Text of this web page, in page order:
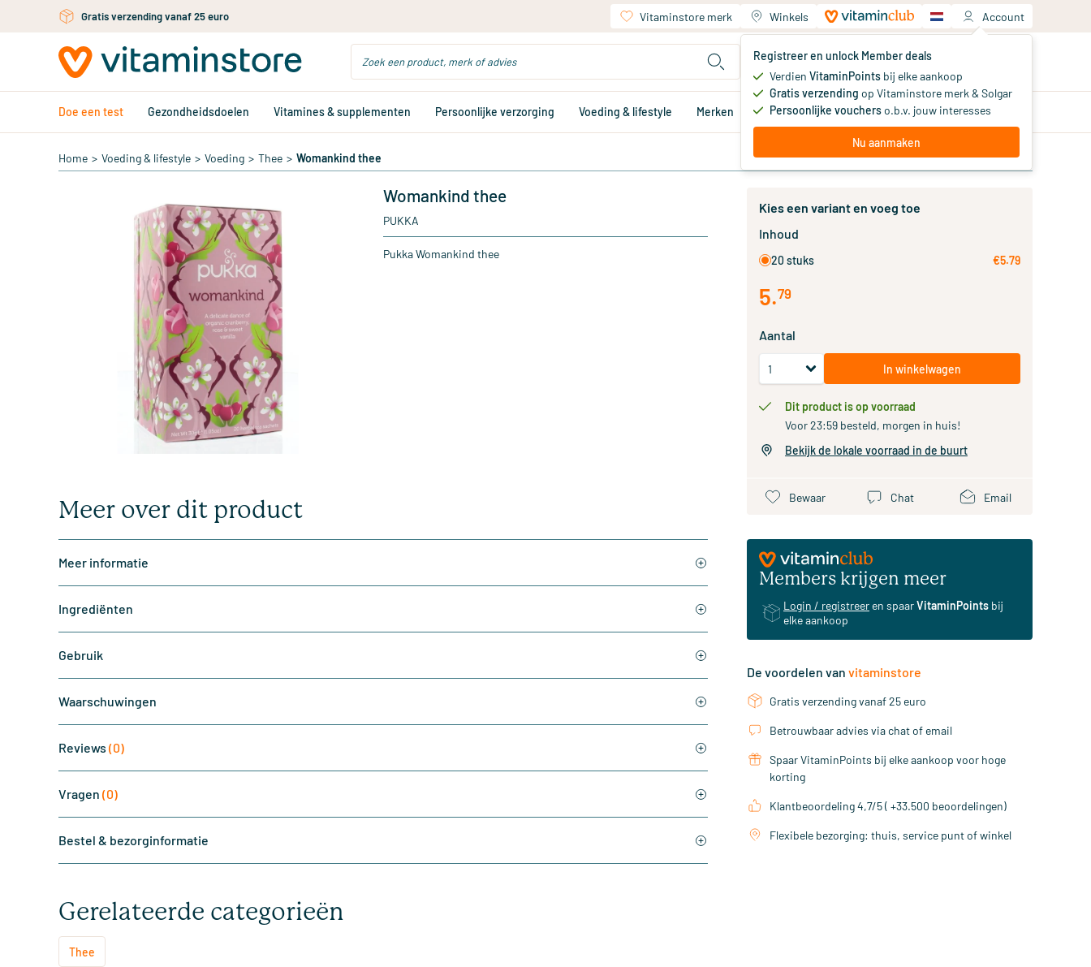
Ga naar de hoofdinhoudGratis verzending vanaf 25 euro Vitaminstore merk Winkels Account
Registreer en unlock Member deals
Verdien VitaminPoints bij elke aankoop
Gratis verzending op Vitaminstore merk & Solgar
Persoonlijke voucherso.b.v. jouw interesses
Nu aanmaken
Jouw winkelwagen
Je hebt nog geen producten
Doe een test Gezondheidsdoelen Vitamines & supplementen Persoonlijke verzorging Voeding & lifestyle Merken Aanbiedingen Memberdeals
Home > Voeding & lifestyle > Voeding > Thee > Womankind thee
Womankind thee
PUKKA
Pukka Womankind thee
Meer over dit product
Meer informatie
Ingrediënten
Gebruik
Waarschuwingen
Reviews (0)
Vragen (0)
Bestel & bezorginformatie
Kies een variant en voeg toe
Inhoud
20 stuks €5.79
5.79
Aantal
In winkelwagen
Dit product is op voorraad
Voor 23:59 besteld, morgen in huis!
Bekijk de lokale voorraad in de buurt
Bewaar Chat Email
Members krijgen meer
Login / registreer en spaarVitaminPoints bij
elke aankoop
De voordelen van vitaminstore
Gratis verzending vanaf 25 euro
Betrouwbaar advies via chat of email
Spaar VitaminPoints bij elke aankoop voor hoge
korting
Klantbeoordeling 4,7/5 ( +33.500 beoordelingen)
Flexibele bezorging: thuis, service punt of winkel
Gerelateerde categorieën
Thee